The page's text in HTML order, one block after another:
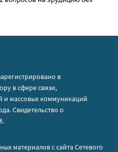
в
в сфере связи,
и массовых коммуникаций
Свидетельство о
материалов с сайта Сетевого